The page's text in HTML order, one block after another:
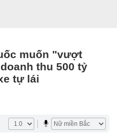
muốn "vượt
thu 500 tỷ
tự lái